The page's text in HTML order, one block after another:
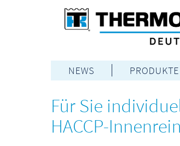
NEWS PRODUKTE
Für Sie
HACCP-